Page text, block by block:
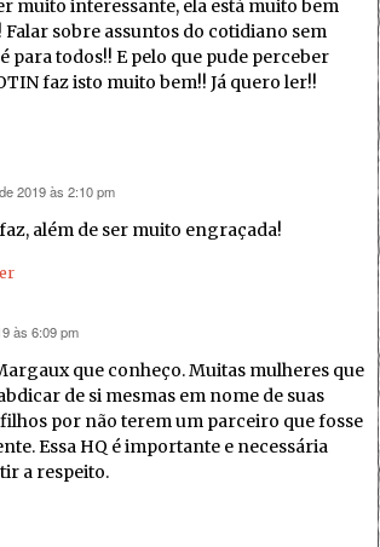
muito interessante, ela está muito bem
sobre assuntos do cotidiano sem
para todos!! E pelo que pude perceber
faz isto muito bem!! Já quero ler!!
2019 às 2:10 pm
além de ser muito engraçada!
às 6:09 pm
que conheço. Muitas mulheres que
de si mesmas em nome de suas
por não terem um parceiro que fosse
Essa HQ é importante e necessária
a respeito.